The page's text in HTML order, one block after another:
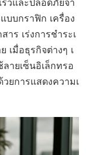
วและปลอดภัยจา
บบกราฟิก เครื่อง
ร เร่งการชำระเ
เมื่อธุรกิจต่างๆ เ
ายเซ็นอิเล็กทรอ
ยการแสดงความเ